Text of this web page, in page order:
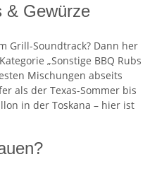
& Gewürze
Grill-Soundtrack? Dann her
„Sonstige BBQ Rubs
Mischungen abseits
als der Texas-Sommer bis
in der Toskana – hier ist